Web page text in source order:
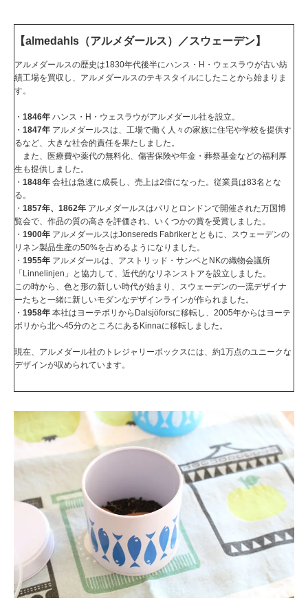
【almedahls（アルメダールス）／スウェーデン】
アルメダールスの歴史は1830年代後半にハンス・H・ウェスラウが古い紡
績工場を買収し、アルメダールスのテキスタイルにしたことから始まりま
す。
・ 1846年 ハンス・H・ウェスラウがアルメダール社を設立。
・ 1847年 アルメダールスは、工場で働く人々の家族に住宅や学校を提供す
るなど、大きな社会的責任を果たしました。
また、医療費や薬代の無料化、傷害保険や年金・葬祭基金などの福利厚
生も提供しました。
・ 1848年 会社は急速に成長し、売上は2倍になった。従業員は83名とな
る。
・ 1857年、1862年 アルメダールスはパリとロンドンで開催された万国博
覧会で、作品の質の高さを評価され、いくつかの賞を受賞しました。
・ 1900年 アルメダールスはJonsereds Fabrikerとともに、スウェーデンの
リネン製品生産の50%を占めるようになりました。
・ 1955年 アルメダールは、アストリッド・サンペとNKの織物会議所
「Linnelinjen」と協力して、近代的なリネンストアを設立しました。
この時から、色と形の新しい時代が始まり、スウェーデンの一流デザイナ
ーたちと一緒に新しいモダンなデザインラインが作られました。
・ 1958年 本社はヨーテボリからDalsjöforsに移転し、2005年からはヨーテ
ボリから北へ45分のところにあるKinnaに移転しました。
現在、アルメダール社のトレジャリーボックスには、約1万点のユニークな
デザインが収められています。